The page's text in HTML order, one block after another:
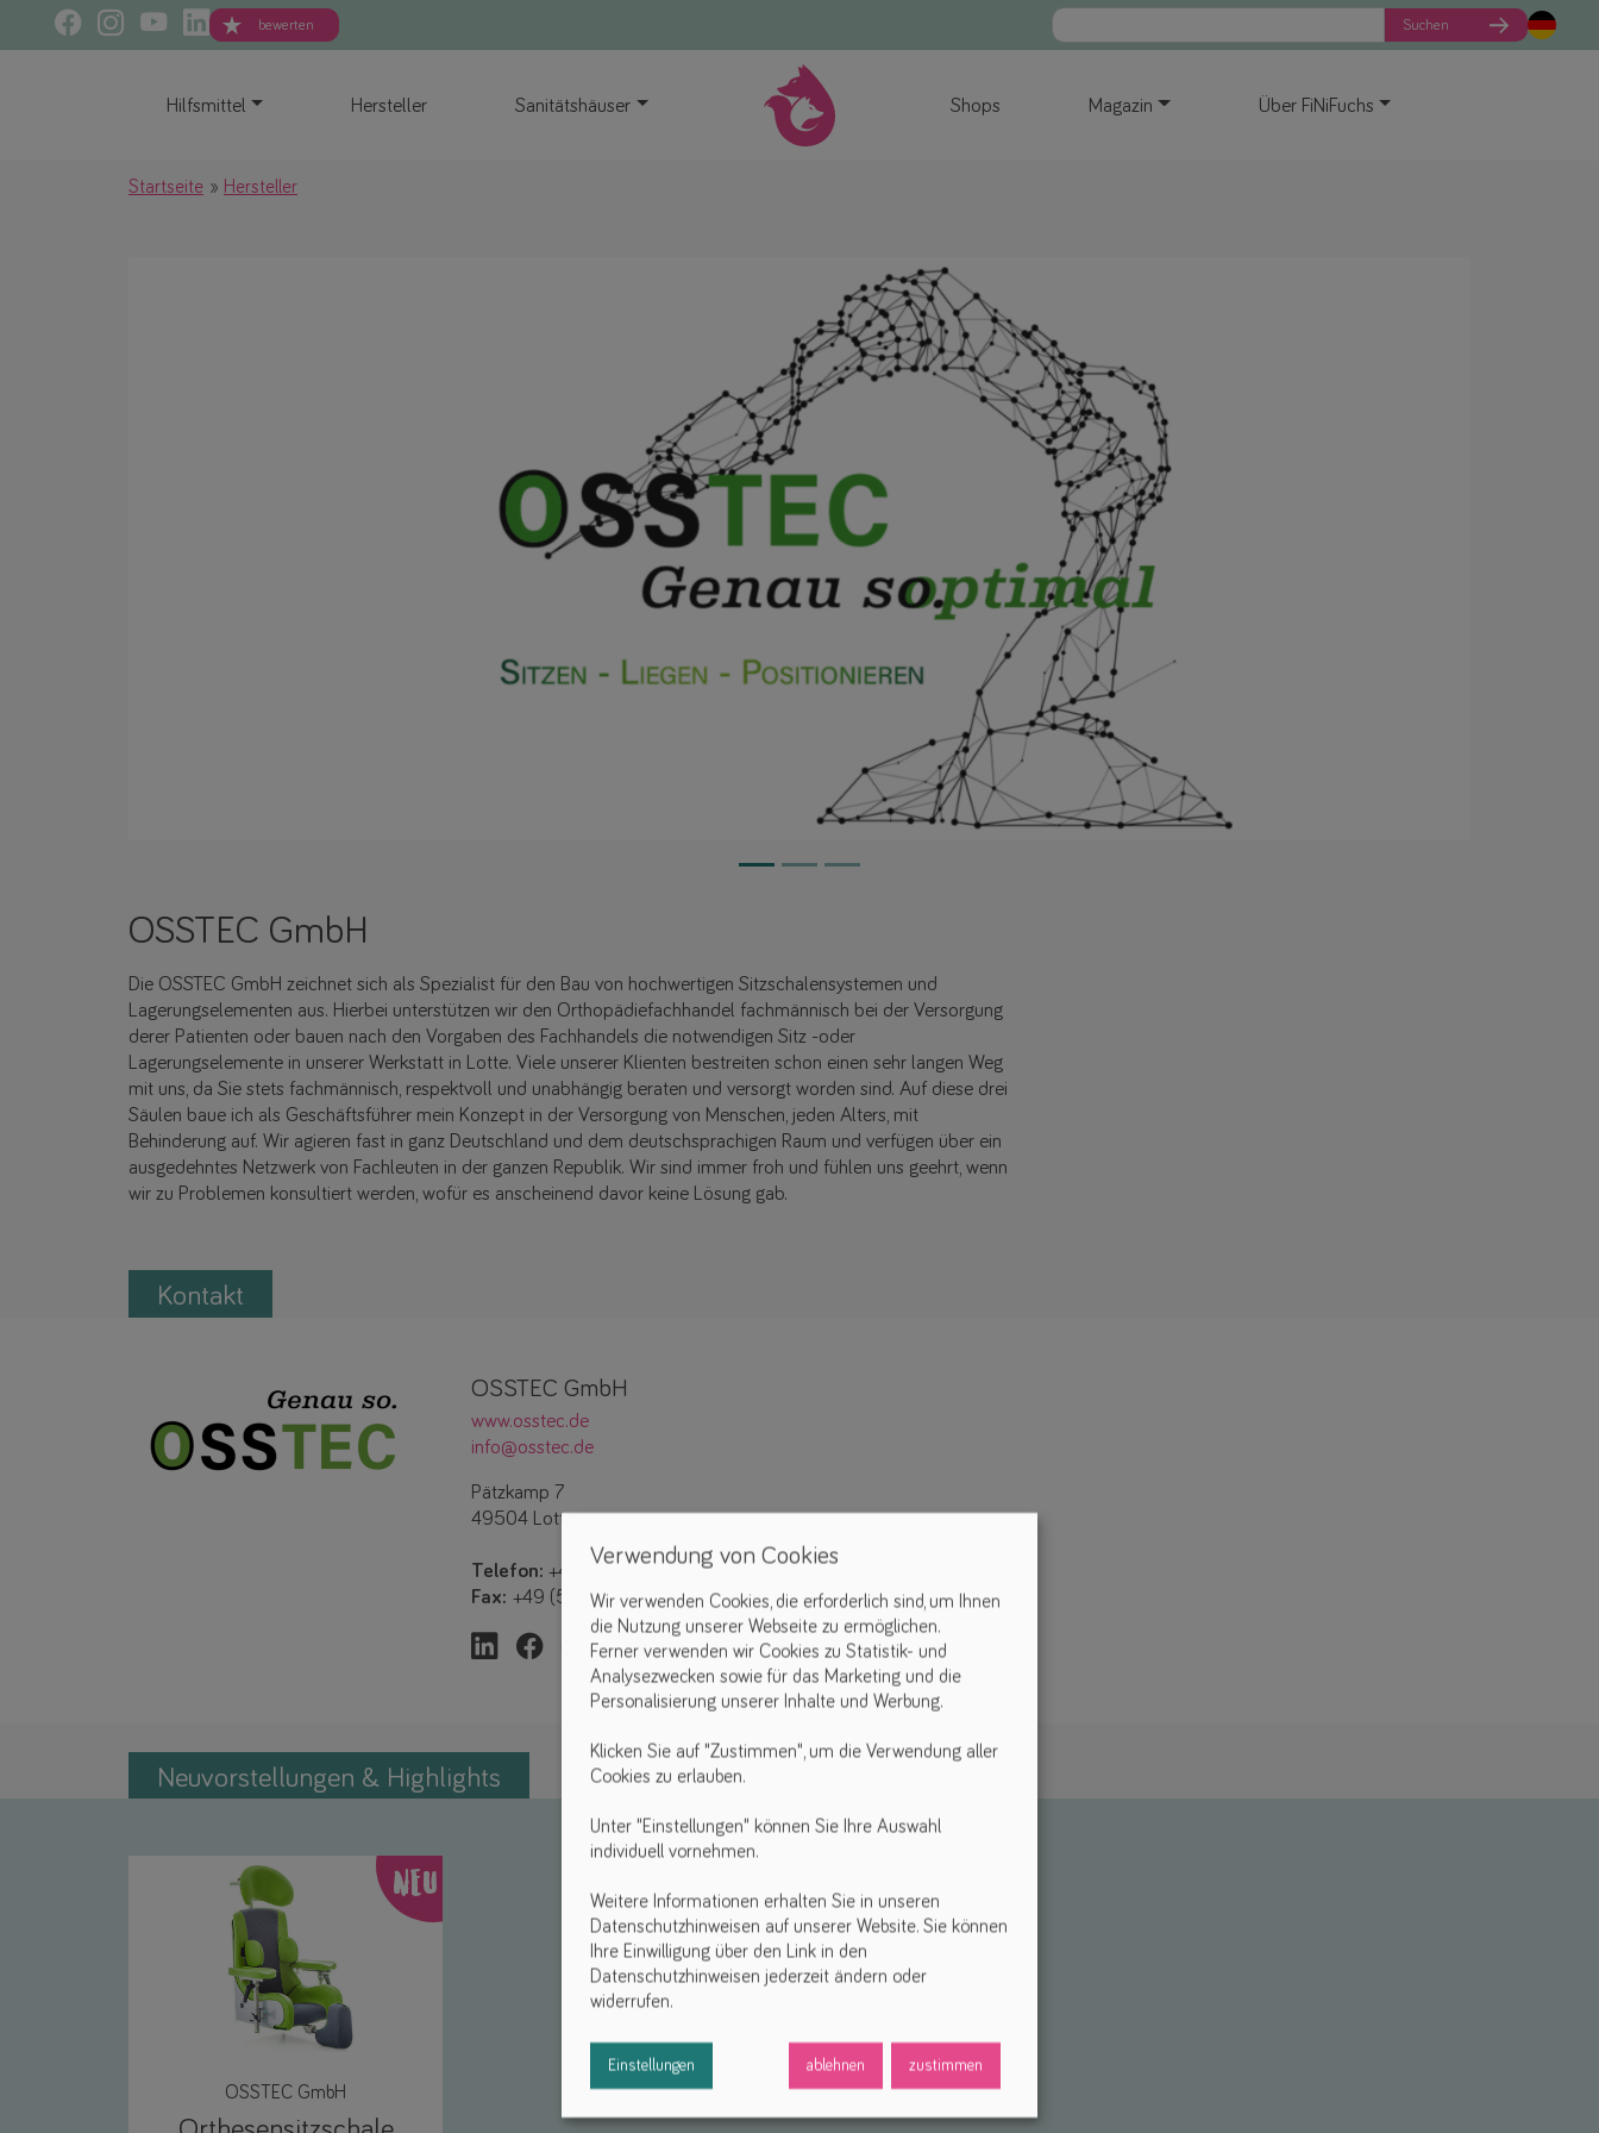
bewerten Suchen
Hilfsmittel Hersteller Sanitätshäuser Shops Magazin Über FiNiFuchs
Startseite Hersteller
OSSTEC GmbH
Die OSSTEC GmbH zeichnet sich als Spezialist für den Bau von hochwertigen Sitzschalensystemen und
Lagerungselementen aus. Hierbei unterstützen wir den Orthopädiefachhandel fachmännisch bei der Versorgung
derer Patienten oder bauen nach den Vorgaben des Fachhandels die notwendigen Sitz -oder
Lagerungselemente in unserer Werkstatt in Lotte. Viele unserer Klienten bestreiten schon einen sehr langen Weg
mit uns, da Sie stets fachmännisch, respektvoll und unabhängig beraten und versorgt worden sind. Auf diese drei
Säulen baue ich als Geschäftsführer mein Konzept in der Versorgung von Menschen, jeden Alters, mit
Behinderung auf. Wir agieren fast in ganz Deutschland und dem deutschsprachigen Raum und verfügen über ein
ausgedehntes Netzwerk von Fachleuten in der ganzen Republik. Wir sind immer froh und fühlen uns geehrt, wenn
wir zu Problemen konsultiert werden, wofür es anscheinend davor keine Lösung gab.
Kontakt
OSSTEC GmbH
www.osstec.de
info@osstec.de
Pätzkamp 7
49504 Lotte
Telefon: +49 (5404) 99 433 – 10
Fax: +49 (5404) 99 433 – 15
Neuvorstellungen & Highlights
NEU
OSSTEC GmbH
Verwendung von Cookies
Wir verwenden Cookies, die erforderlich sind, um Ihnen
die Nutzung unserer Webseite zu ermöglichen.
Ferner verwenden wir Cookies zu Statistik- und
Analysezwecken sowie für das Marketing und die
Personalisierung unserer Inhalte und Werbung.
Klicken Sie auf "Zustimmen", um die Verwendung aller
Cookies zu erlauben.
Unter "Einstellungen" können Sie Ihre Auswahl
individuell vornehmen.
Weitere Informationen erhalten Sie in unseren
Datenschutzhinweisen auf unserer Website. Sie können
Ihre Einwilligung über den Link in den
Datenschutzhinweisen jederzeit ändern oder
widerrufen.
Einstellungen ablehnen zustimmen